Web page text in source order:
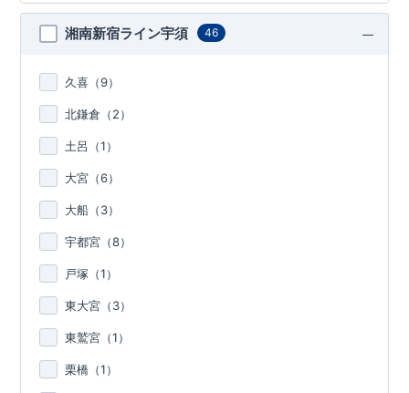
湘南新宿ライン宇須 46
久喜（9）
北鎌倉（2）
土呂（1）
大宮（6）
大船（3）
宇都宮（8）
戸塚（1）
東大宮（3）
東鷲宮（1）
栗橋（1）